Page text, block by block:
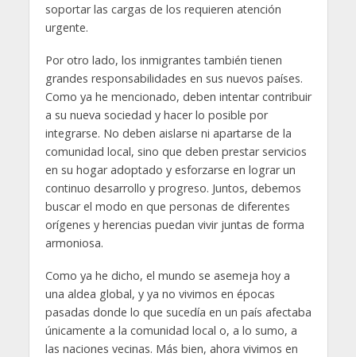
soportar las cargas de los requieren atención
urgente.
Por otro lado, los inmigrantes también tienen
grandes responsabilidades en sus nuevos países.
Como ya he mencionado, deben intentar contribuir
a su nueva sociedad y hacer lo posible por
integrarse. No deben aislarse ni apartarse de la
comunidad local, sino que deben prestar servicios
en su hogar adoptado y esforzarse en lograr un
continuo desarrollo y progreso. Juntos, debemos
buscar el modo en que personas de diferentes
orígenes y herencias puedan vivir juntas de forma
armoniosa.
Como ya he dicho, el mundo se asemeja hoy a
una aldea global, y ya no vivimos en épocas
pasadas donde lo que sucedía en un país afectaba
únicamente a la comunidad local o, a lo sumo, a
las naciones vecinas. Más bien, ahora vivimos en